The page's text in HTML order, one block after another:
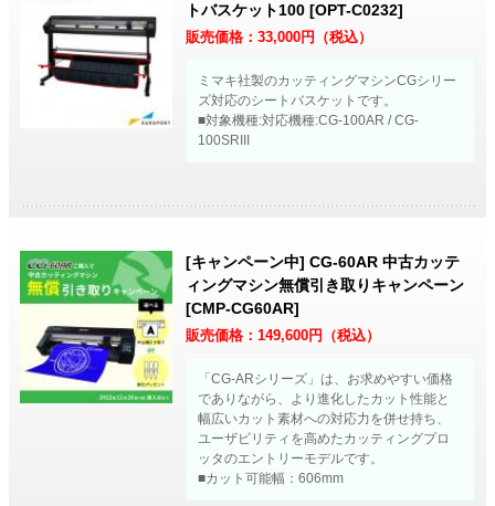
トバスケット100 [OPT-C0232]
販売価格：33,000円（税込）
ミマキ社製のカッティングマシンCGシリー
ズ対応のシートバスケットです。
■対象機種:対応機種:CG-100AR / CG-
100SRIII
[キャンペーン中] CG-60AR 中古カッテ
ィングマシン無償引き取りキャンペーン
[CMP-CG60AR]
販売価格：149,600円（税込）
「CG-ARシリーズ」は、お求めやすい価格
でありながら、より進化したカット性能と
幅広いカット素材への対応力を併せ持ち、
ユーザビリティを高めたカッティングプロ
ッタのエントリーモデルです。
■カット可能幅：606mm